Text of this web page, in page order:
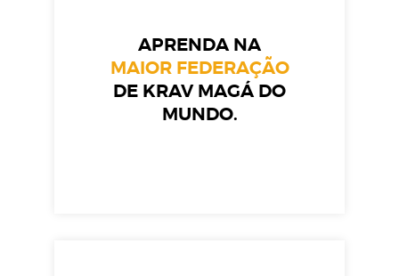
APRENDA NA
MAIOR FEDERAÇÃO
DE KRAV MAGÁ DO
MUNDO.